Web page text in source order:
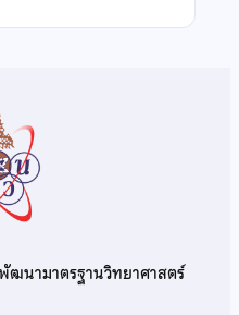
ฒนามาตรฐานวิทยาศาสตร์